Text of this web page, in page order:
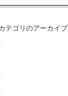
テゴリのアーカイブ